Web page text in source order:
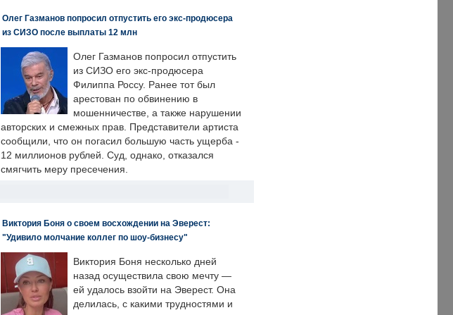
Олег Газманов попросил отпустить его экс-продюсера
из СИЗО после выплаты 12 млн
Олег Газманов попросил отпустить
из СИЗО его экс-продюсера
Филиппа Россу. Ранее тот был
арестован по обвинению в
мошенничестве, а также нарушении
авторских и смежных прав. Представители артиста
сообщили, что он погасил большую часть ущерба -
12 миллионов рублей. Суд, однако, отказался
смягчить меру пресечения.
Виктория Боня о своем восхождении на Эверест:
"Удивило молчание коллег по шоу-бизнесу"
Виктория Боня несколько дней
назад осуществила свою мечту —
ей удалось взойти на Эверест. Она
делилась, с какими трудностями и